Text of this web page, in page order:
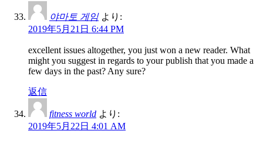
야마토 게임 より:
2019年5月21日 6:44 PM
excellent issues altogether, you just won a new reader. What
might you suggest in regards to your publish that you made a
few days in the past? Any sure?
返信
fitness world より:
2019年5月22日 4:01 AM